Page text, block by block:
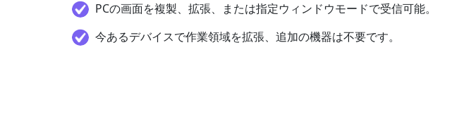
PCの画面を複製、拡張、または指定ウィンドウモードで受信可能。
今あるデバイスで作業領域を拡張、追加の機器は不要です。